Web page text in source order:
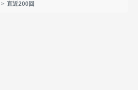
直近200回